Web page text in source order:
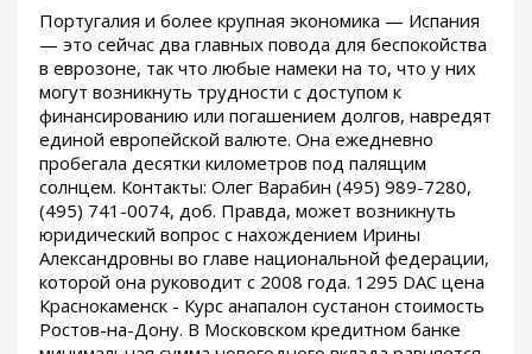
Португалия и более крупная экономика — Испания
— это сейчас два главных повода для беспокойства
в еврозоне, так что любые намеки на то, что у них
могут возникнуть трудности с доступом к
финансированию или погашением долгов, навредят
единой европейской валюте. Она ежедневно
пробегала десятки километров под палящим
солнцем. Контакты: Олег Варабин (495) 989-7280,
(495) 741-0074, доб. Правда, может возникнуть
юридический вопрос с нахождением Ирины
Александровны во главе национальной федерации,
которой она руководит с 2008 года. 1295 DAC цена
Краснокаменск - Курс анапалон сустанон стоимость
Ростов-на-Дону. В Московском кредитном банке